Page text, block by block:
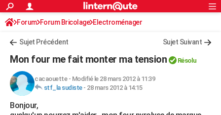
ACTUALITÉS
Politique
Société
Faits Divers
Education
Monde
Villes
+
FINANCE
Retraite
Impôts
Epargne
Immobilier
Risques naturels par ville
Banque
Assurance
Crédit
AUTO
Essais
Réserver un essai
Citadines
Berlines
SUV
Forum auto
+HIGH-TECH
S'inscrire
Connexion
Forum Forum Bricolage Electroménager
Sujet Précédent Sujet Suivant
Mon four me fait monter ma tension Résolu
cacaouette- Modifié le 28 mars 2012 à 11:39
stf_la sudiste- 28 mars 2012 à 14:15
Bonjour,